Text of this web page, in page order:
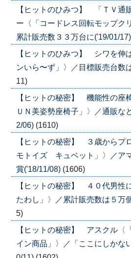
【ヒットのひみつ】 「ＴＶ通
ー〈「コードレス回転モップク
累計販売数３３万台に('19/01/17)
【ヒットのひみつ】 シワを伸
ンいら〜ず」〉／目標販売台数
11)
【ヒットの秘密】 機能性の座
ＵＮ美姿勢座椅子」〉／通販な
2/06) (1610)
【ヒットの秘密】 ３歳からプ
モトイズ キュベット」〉／ア
賞('18/11/08) (1606)
【ヒットの秘密】 ４０代男性
たわし」〉／累計販売数は５万
5)
【ヒットの秘密】 アスクル〈
イン商品」〉／「ここにしかな